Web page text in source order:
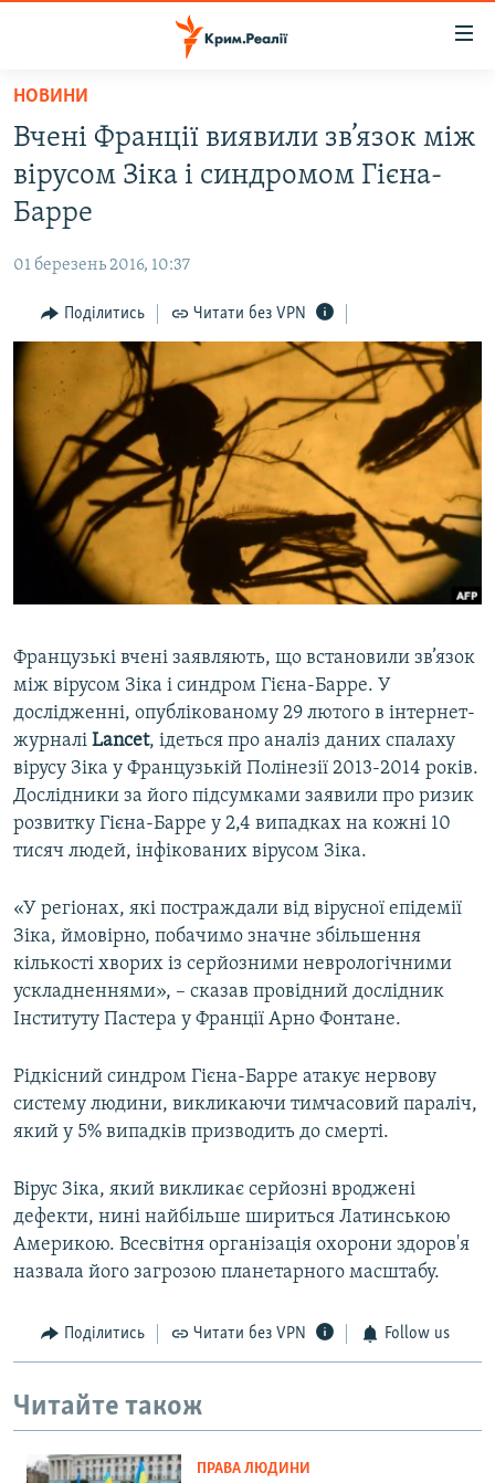
Перейти
основного
матеріалу
Перейти
до
основної
навігації
Перейти
до
пошуку
ВОДА.КРИМ
ВІДЕО ТА ФОТО
БЛОГИ
ПОГЛЯД
ІНТЕРВ'Ю
ВСЕ ЗА ДЕНЬ
СПЕЦПРОЕКТИ
ДЕПОРТАЦІЯ
ВІДЕОУРОКИ «ELIFBE»
СВІДЧЕННЯ ОКУПАЦІЇ
УКРАЇНСЬКА ПРОБЛЕМА КРИМУ
ЯК ОБІЙТИ БЛОКУВАННЯ
Русский
Qırımtatar
Усі сайти RFE/RL
НОВИНИ
Вчені Франції виявили зв’язок між
вірусом Зіка і синдромом Гієна-
Барре
01 березень 2016, 10:37
Поділитись Читати без VPN
Французькі вчені заявляють, що встановили зв’язок
між вірусом Зіка і синдром Гієна-Барре. У
дослідженні, опублікованому 29 лютого в інтернет-
журналі Lancet, ідеться про аналіз даних спалаху
вірусу Зіка у Французькій Полінезії 2013-2014 років.
Дослідники за його підсумками заявили про ризик
розвитку Гієна-Барре у 2,4 випадках на кожні 10
тисяч людей, інфікованих вірусом Зіка.
«У регіонах, які постраждали від вірусної епідемії
Зіка, ймовірно, побачимо значне збільшення
кількості хворих із серйозними неврологічними
ускладненнями», – сказав провідний дослідник
Інституту Пастера у Франції Арно Фонтане.
Рідкісний синдром Гієна-Барре атакує нервову
систему людини, викликаючи тимчасовий параліч,
який у 5% випадків призводить до смерті.
Вірус Зіка, який викликає серйозні вроджені
дефекти, нині найбільше шириться Латинською
Америкою. Всесвітня організація охорони здоров'я
назвала його загрозою планетарного масштабу.
Поділитись Читати без VPN Follow us
Читайте також
ПРАВА ЛЮДИНИ